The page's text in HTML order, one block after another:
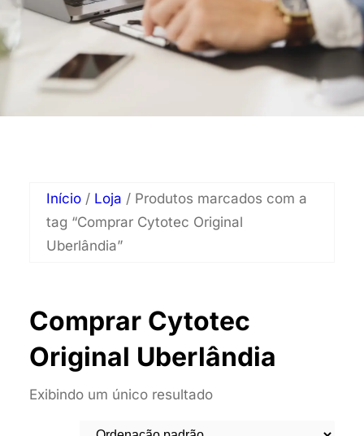
Início / Loja / Produtos marcados com a
tag “Comprar Cytotec Original
Uberlândia”
Comprar Cytotec
Original Uberlândia
Exibindo um único resultado